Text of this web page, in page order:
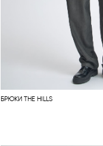
БРЮКИ THE HILLS